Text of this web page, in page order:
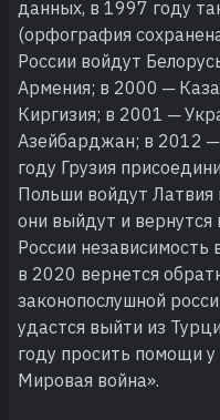
данных, в 1997 году
(орфография
России войдут
Армения; в 2000 ─
Киргизия; в 2001 ─
Азейбарджан; в 2012
году Грузия
Польши войдут Латвия
они выйдут и вернутся
России
в 2020 вернется
законопослушной
удастся выйти из
году просить помощи у
Мировая война».